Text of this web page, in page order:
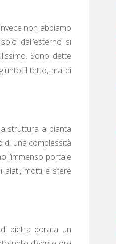
non abbiamo
dall’esterno si
Sono dette
il tetto, ma di
struttura a pianta
di una complessità
l’immenso portale
alati, motti e sfere
pietra dorata un